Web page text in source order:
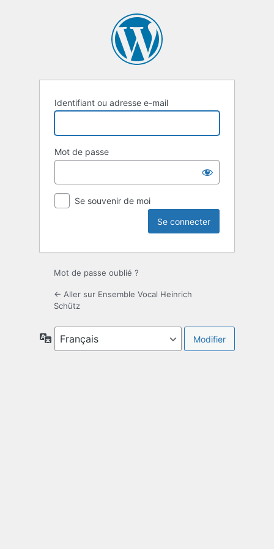
Identifiant ou adresse e-mail
Mot de passe
Se souvenir de moi
Mot de passe oublié ?
← Aller sur Ensemble Vocal Heinrich
Schütz
Langue